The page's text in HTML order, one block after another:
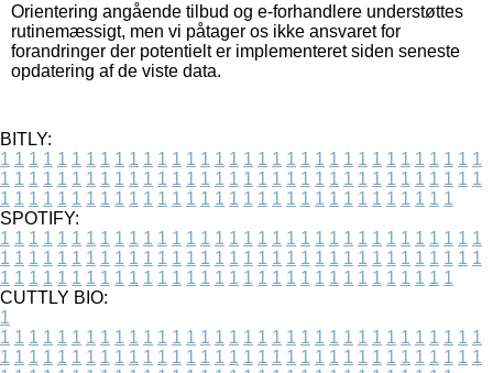
Orientering angående tilbud og e-forhandlere understøttes
rutinemæssigt, men vi påtager os ikke ansvaret for
forandringer der potentielt er implementeret siden seneste
opdatering af de viste data.
BITLY:
1 1 1 1 1 1 1 1 1 1 1 1 1 1 1 1 1 1 1 1 1 1 1 1 1 1 1 1 1 1 1 1 1 1
1 1 1 1 1 1 1 1 1 1 1 1 1 1 1 1 1 1 1 1 1 1 1 1 1 1 1 1 1 1 1 1 1 1
1 1 1 1 1 1 1 1 1 1 1 1 1 1 1 1 1 1 1 1 1 1 1 1 1 1 1 1 1 1 1 1
SPOTIFY:
1 1 1 1 1 1 1 1 1 1 1 1 1 1 1 1 1 1 1 1 1 1 1 1 1 1 1 1 1 1 1 1 1 1
1 1 1 1 1 1 1 1 1 1 1 1 1 1 1 1 1 1 1 1 1 1 1 1 1 1 1 1 1 1 1 1 1 1
1 1 1 1 1 1 1 1 1 1 1 1 1 1 1 1 1 1 1 1 1 1 1 1 1 1 1 1 1 1 1 1
CUTTLY BIO:
1
1 1 1 1 1 1 1 1 1 1 1 1 1 1 1 1 1 1 1 1 1 1 1 1 1 1 1 1 1 1 1 1 1 1
1 1 1 1 1 1 1 1 1 1 1 1 1 1 1 1 1 1 1 1 1 1 1 1 1 1 1 1 1 1 1 1 1 1